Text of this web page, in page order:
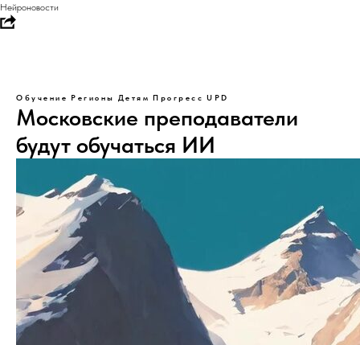
Нейроновости
Обучение Регионы Детям Прогресс UPD
Московские преподаватели
будут обучаться ИИ